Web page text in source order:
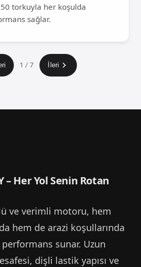
torkuyla her koşulda
sağlar.
1 / 7 İleri
– Her Yol Senin Rotan
ve verimli motoru, hem
hem de arazi koşullarında
sunar. Uzun
dişli lastik yapısı ve